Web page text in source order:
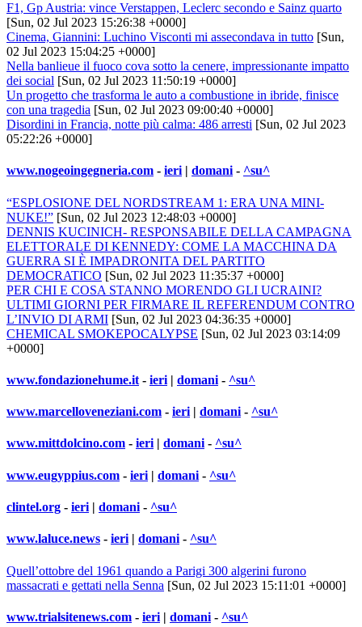
F1, Gp Austria: vince Verstappen, Leclerc secondo e Sainz quarto
[Sun, 02 Jul 2023 15:26:38 +0000]
Cinema, Giannini: Luchino Visconti mi assecondava in tutto [Sun,
02 Jul 2023 15:04:25 +0000]
Nella banlieue il fuoco cova sotto la cenere, impressionante impatto
dei social [Sun, 02 Jul 2023 11:50:19 +0000]
Un progetto che trasforma le auto a combustione in ibride, finisce
con una tragedia [Sun, 02 Jul 2023 09:00:40 +0000]
Disordini in Francia, notte più calma: 486 arresti [Sun, 02 Jul 2023
05:22:26 +0000]
www.nogeoingegneria.com - ieri | domani - ^su^
“ESPLOSIONE DEL NORDSTREAM 1: ERA UNA MINI-
NUKE!” [Sun, 02 Jul 2023 12:48:03 +0000]
DENNIS KUCINICH- RESPONSABILE DELLA CAMPAGNA
ELETTORALE DI KENNEDY: COME LA MACCHINA DA
GUERRA SI È IMPADRONITA DEL PARTITO
DEMOCRATICO [Sun, 02 Jul 2023 11:35:37 +0000]
PER CHI E COSA STANNO MORENDO GLI UCRAINI?
ULTIMI GIORNI PER FIRMARE IL REFERENDUM CONTRO
L’INVIO DI ARMI [Sun, 02 Jul 2023 04:36:35 +0000]
CHEMICAL SMOKEPOCALYPSE [Sun, 02 Jul 2023 03:14:09
+0000]
www.fondazionehume.it - ieri | domani - ^su^
www.marcelloveneziani.com - ieri | domani - ^su^
www.mittdolcino.com - ieri| domani- ^su^
www.eugyppius.com - ieri | domani - ^su^
clintel.org - ieri | domani - ^su^
www.laluce.news - ieri | domani - ^su^
Quell’ottobre del 1961 quando a Parigi 300 algerini furono
massacrati e gettati nella Senna [Sun, 02 Jul 2023 15:11:01 +0000]
www.trialsitenews.com - ieri | domani - ^su^